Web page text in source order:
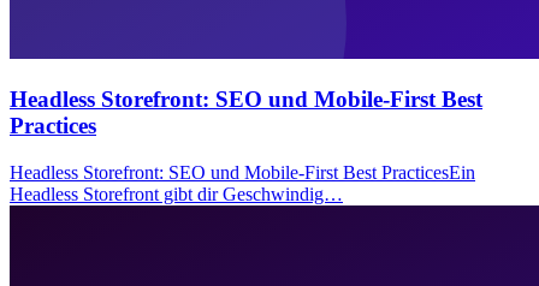
Headless Storefront: SEO und Mobile-First Best
Practices
Headless Storefront: SEO und Mobile-First Best PracticesEin
Headless Storefront gibt dir Geschwindig…